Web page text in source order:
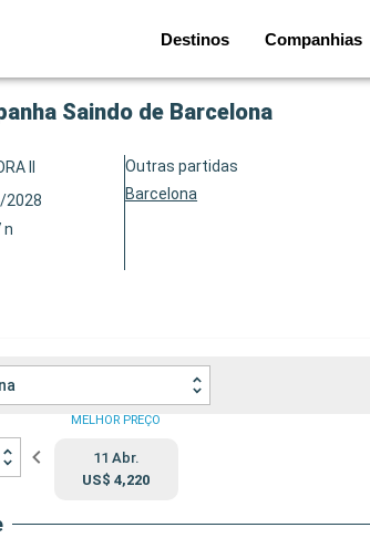
Destinos Companhias
Saindo de Barcelona
II
2028
n
Outras partidas
Barcelona
MELHOR PREÇO
11 Abr.
US$ 4,220